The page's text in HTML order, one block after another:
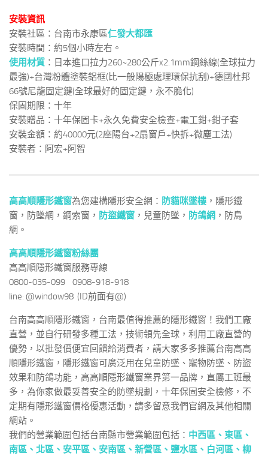
安裝資訊
安裝社區：台南市永康區仁發大都匯
安裝時間：約5個小時左右。
使用材質 ：日本進口拉力260~280公斤x2.1mm鋼絲線(全球拉力
最強)+台灣粉體塗裝鋁框(比一般陽極處理環保抗刮)+德國杜邦
66號尼龍固定鍵(全球最好的固定鍵，永不脆化)
保固期限：十年
安裝贈品：十年保固卡+永久免費安全檢查+電工鉗+鉗子套
安裝金額：約40000元(2座陽台+2扇窗戶+快拆+微塵工法)
安裝者：阿宏+阿智
高高順隱形鐵窗為您建構隱形安全網： 防貓咪墜樓 ，隱形鐵
窗，防墜網，鋼索窗， 防盜鐵窗 ，兒童防墜， 防鴿網 ，防鳥
網。
高高順隱形鐵窗粉絲團
高高順隱形鐵窗服務專線
0800-035-099 0908-918-918
line: @window98 (ID前面有@)
台南高高順隱形鐵窗，台南最值得推薦的隱形鐵窗！我們工廠
直營，並自行研發多種工法，技術領先全球，利用工廠直營的
優勢，以批發價便宜回饋給消費者，請大家多多推薦台南高高
順隱形鐵窗，隱形鐵窗可廣泛用在兒童防墜、寵物防墜、防盜
效果和防鴿功能，高高順隱形鐵窗業界第一品牌，直屬工班最
多，為你家做最妥善安全的防墜規劃，十年保固安全檢修，不
定期有隱形鐵窗價格優惠活動，請多留意我們官網及其他相關
網站。
我們的營業範圍包括台南縣市營業範圍包括： 中西區 、 東區、
南區、 北區、 安平區、 安南區、 新營區、 鹽水區、 白河區、 柳